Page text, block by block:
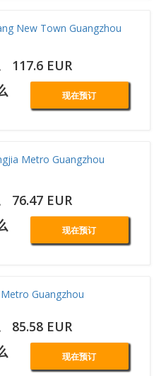
New Town Guangzhou
117.6 EUR
现在预订
Metro Guangzhou
76.47 EUR
现在预订
Guangzhou
85.58 EUR
现在预订